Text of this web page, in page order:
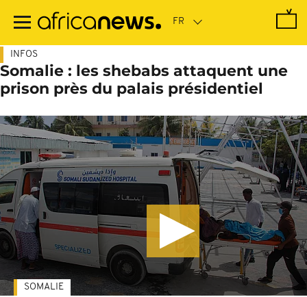
contenu
INFOS
Somalie : les shebabs attaquent une
prison près du palais présidentiel
SOMALIE